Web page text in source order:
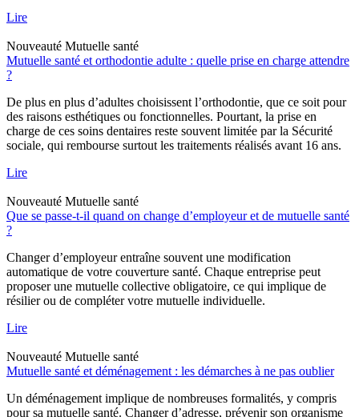
Lire
Nouveauté Mutuelle santé
Mutuelle santé et orthodontie adulte : quelle prise en charge attendre
?
De plus en plus d’adultes choisissent l’orthodontie, que ce soit pour
des raisons esthétiques ou fonctionnelles. Pourtant, la prise en
charge de ces soins dentaires reste souvent limitée par la Sécurité
sociale, qui rembourse surtout les traitements réalisés avant 16 ans.
Lire
Nouveauté Mutuelle santé
Que se passe-t-il quand on change d’employeur et de mutuelle santé
?
Changer d’employeur entraîne souvent une modification
automatique de votre couverture santé. Chaque entreprise peut
proposer une mutuelle collective obligatoire, ce qui implique de
résilier ou de compléter votre mutuelle individuelle.
Lire
Nouveauté Mutuelle santé
Mutuelle santé et déménagement : les démarches à ne pas oublier
Un déménagement implique de nombreuses formalités, y compris
pour sa mutuelle santé. Changer d’adresse, prévenir son organisme